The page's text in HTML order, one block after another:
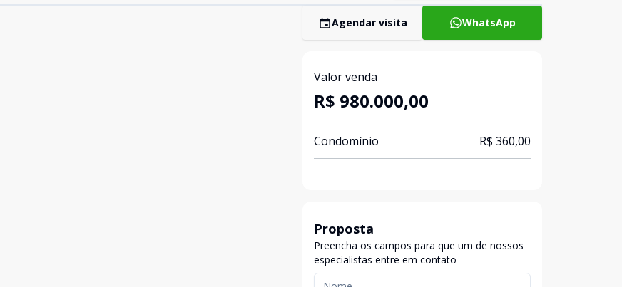
Agendar visita WhatsApp
Valor venda
R$ 980.000,00
Condomínio R$ 360,00
Proposta
Preencha os campos para que um de nossos
especialistas entre em contato